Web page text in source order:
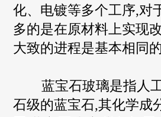
化、电镀等多个工序,对
多的是在原材料上实现
大致的进程是基本相同
蓝宝石玻璃是指人工
石级的蓝宝石,其化学成